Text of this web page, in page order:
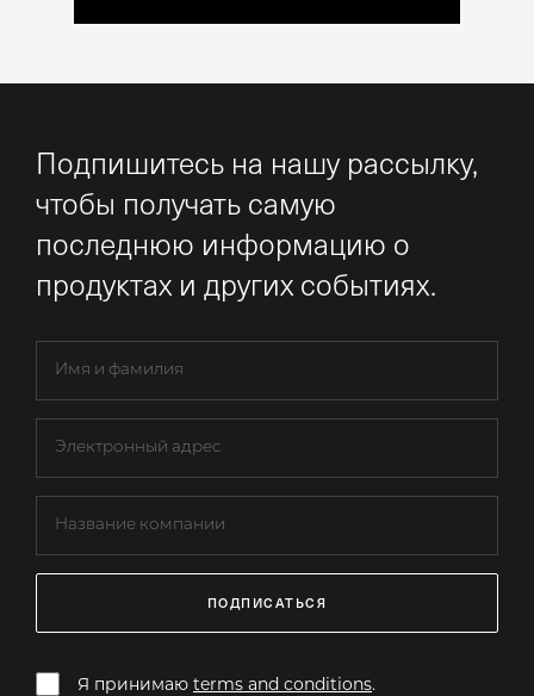
Подпишитесь на нашу рассылку,
чтобы получать самую
последнюю информацию о
продуктах и других событиях.
ПОДПИСАТЬСЯ
Я принимаю terms and conditions.